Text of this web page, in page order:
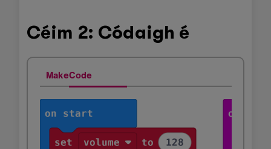
Céim 2: Códaigh é
MakeCode